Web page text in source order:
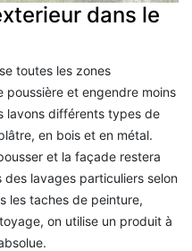
dans le
toutes les zones
et engendre moins
lavons différents types de
en bois et en métal.
et la façade restera
lavages particuliers selon
les taches de peinture,
on utilise un produit à